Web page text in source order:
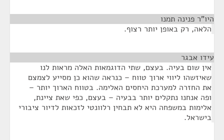
היו"ר פנינה תמנו
הלאה, רק באופן יותר רצוף.
עידו אבגר
אין שום בעיה. בעצם, שתי הדוגמאות האלה מראות לנו
שאיזשהו ליווי ארוך טווח – כנראה שהוא כן מסייע לצמצם
את החזרה למערכת היחסים האלימה. בטווח הארוך יותר –
ופה אנחנו נתקלים יותר בבעיה – בעצם, כפי שאת ציינת,
אלימות במשפחה היא לא תבחין רלוונטי לזכאות לדיור ציבורי
בישראל.